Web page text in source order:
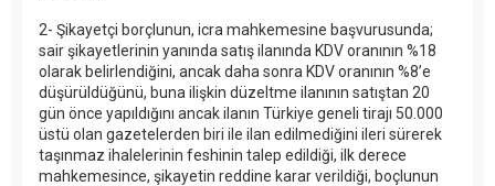
2- Şikayetçi borçlunun, icra mahkemesine başvurusunda;
sair şikayetlerinin yanında satış ilanında KDV oranının %18
olarak belirlendiğini, ancak daha sonra KDV oranının %8’e
düşürüldüğünü, buna ilişkin düzeltme ilanının satıştan 20
gün önce yapıldığını ancak ilanın Türkiye geneli tirajı 50.000
üstü olan gazetelerden biri ile ilan edilmediğini ileri sürerek
taşınmaz ihalelerinin feshinin talep edildiği, ilk derece
mahkemesince, şikayetin reddine karar verildiği, boçlunun